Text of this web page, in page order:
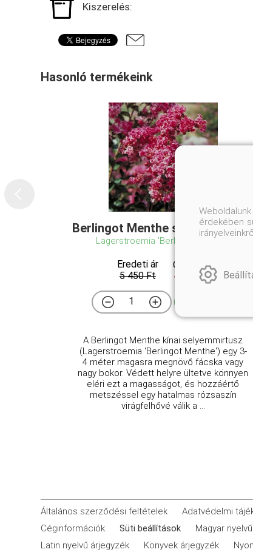
Kiszerelés:
Hasonló termékeink
Berlingot Menthe
Lagerstroemia 'Berlingot Menthe'
Eredeti ár
5 450 Ft
Online ár
4 950 Ft
A Berlingot Menthe kínai selyemmirtusz
(Lagerstroemia 'Berlingot Menthe') egy 3-
4 méter magasra megnövő fácska vagy
nagy bokor. Védett helyre ültetve könnyen
eléri ezt a magasságot, és hozzáértő
metszéssel egy hatalmas rózsaszín
virágfelhővé válik a ...
Általános szerződési feltételek Adatvédelmi
Céginformációk
Süti beállítások
Magyar
Latin nyelvű árjegyzék
Könyvek árjegyzék
érdekében